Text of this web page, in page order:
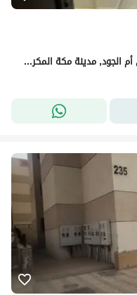
شقة للبيع في شارع محمد جمال الدين, حي أم الجود, مدينة مكة المكرمة, منطقة مكة المكرمة